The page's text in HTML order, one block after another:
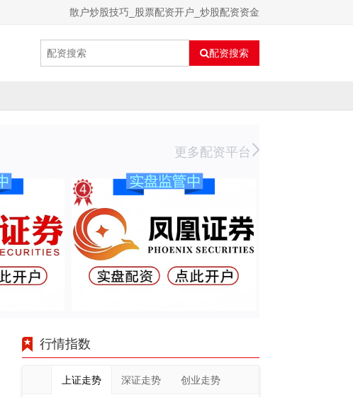
散户炒股技巧_股票配资开户_炒股配资资金
配资搜索
更多配资平台
行情指数
上证走势 深证走势 创业走势